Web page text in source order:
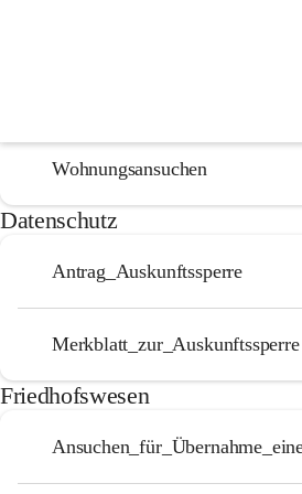
Wohnungsansuchen
Datenschutz
Antrag_Auskunftssperre
Merkblatt_zur_Auskunftssperre
Friedhofswesen